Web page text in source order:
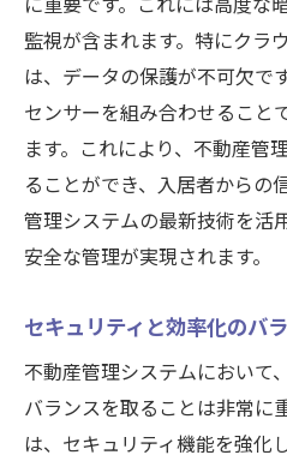
に重要です。これには高度な
監視が含まれます。特にクラ
は、データの保護が不可欠で
センサーを組み合わせること
ます。これにより、不動産管
ることができ、入居者からの
管理システムの最新技術を活
安全な管理が実現されます。
セキュリティと効率化のバ
不動産管理システムにおいて
バランスを取ることは非常に
は、セキュリティ機能を強化